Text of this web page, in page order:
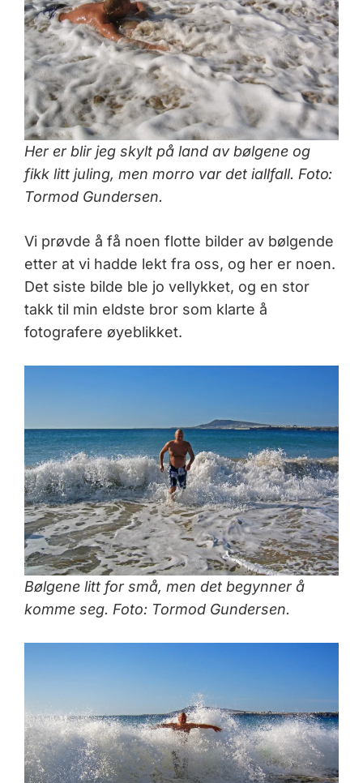
Her er blir jeg skylt på land av bølgene og
fikk litt juling, men morro var det iallfall. Foto:
Tormod Gundersen.
Vi prøvde å få noen flotte bilder av bølgende
etter at vi hadde lekt fra oss, og her er noen.
Det siste bilde ble jo vellykket, og en stor
takk til min eldste bror som klarte å
fotografere øyeblikket.
Bølgene litt for små, men det begynner å
komme seg. Foto: Tormod Gundersen.